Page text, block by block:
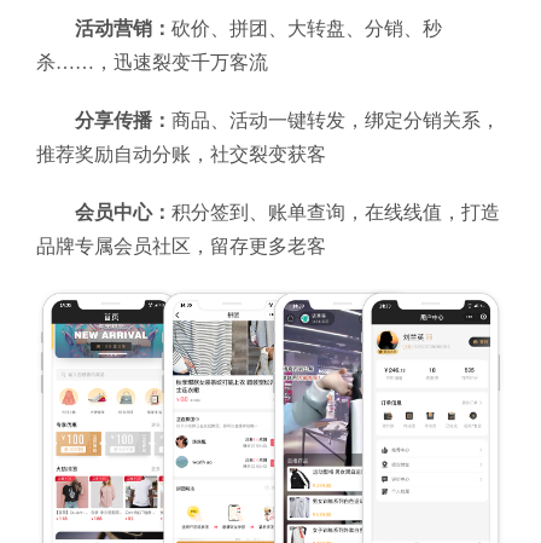
活动营销： 砍价、拼团、大转盘、分销、秒
杀……，迅速裂变千万客流
分享传播： 商品、活动一键转发，绑定分销关系，
推荐奖励自动分账，社交裂变获客
会员中心： 积分签到、账单查询，在线线值，打造
品牌专属会员社区，留存更多老客